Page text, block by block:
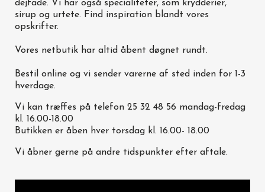
dejfade. Vi har også specialiteter, som krydderier,
sirup og urtete. Find inspiration blandt vores
opskrifter.
Vores netbutik har altid åbent døgnet rundt.
Bestil online og vi sender varerne af sted inden for 1-3
hverdage.
Vi kan træffes på telefon 25 32 48 56 mandag-fredag
kl. 16.00-18.00
Butikken er åben hver torsdag kl. 16.00- 18.00
Vi åbner gerne på andre tidspunkter efter aftale.